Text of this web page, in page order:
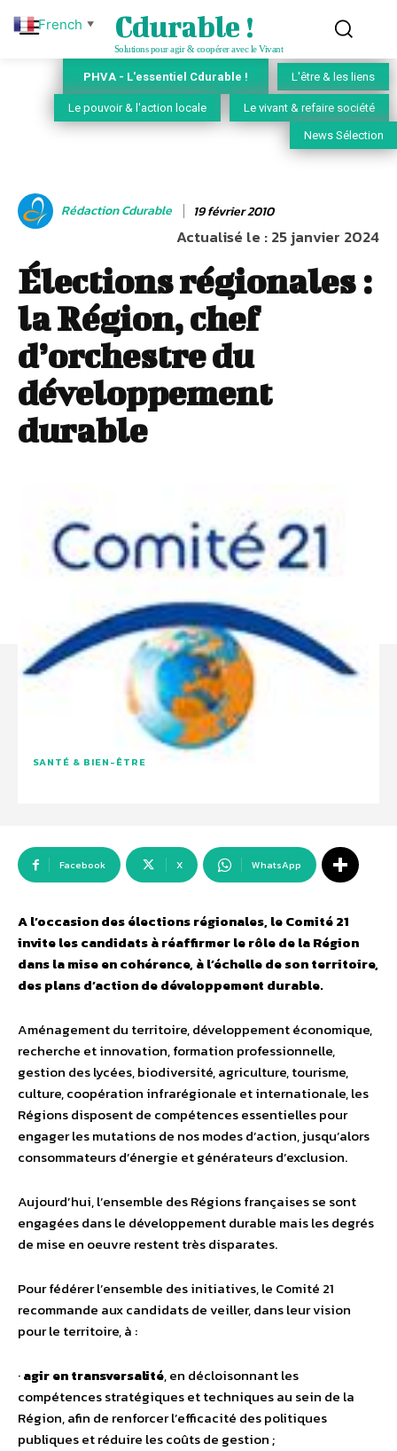
Cdurable !
Solutions pour agir & coopérer avec le Vivant
PHVA - L'essentiel Cdurable ! L'être & les liens
Le pouvoir & l'action locale Le vivant & refaire société
News Sélection
Rédaction Cdurable 19 février 2010
Actualisé le :25 janvier 2024
Élections régionales :
la Région, chef
d’orchestre du
développement
durable
SANTÉ & BIEN-ÊTRE
Facebook X WhatsApp
A l’occasion des élections régionales, le Comité 21
invite les candidats à réaffirmer le rôle de la Région
dans la mise en cohérence, à l’échelle de son territoire,
des plans d’action de développement durable.
Aménagement du territoire, développement économique,
recherche et innovation, formation professionnelle,
gestion des lycées, biodiversité, agriculture, tourisme,
culture, coopération infrarégionale et internationale, les
Régions disposent de compétences essentielles pour
engager les mutations de nos modes d’action, jusqu’alors
consommateurs d’énergie et générateurs d’exclusion.
Aujourd’hui, l’ensemble des Régions françaises se sont
engagées dans le développement durable mais les degrés
de mise en oeuvre restent très disparates.
Pour fédérer l’ensemble des initiatives, le Comité 21
recommande aux candidats de veiller, dans leur vision
pour le territoire, à :
·agir en transversalité, en décloisonnant les
compétences stratégiques et techniques au sein de la
Région, afin de renforcer l’efficacité des politiques
publiques et réduire les coûts de gestion ;
French ▼